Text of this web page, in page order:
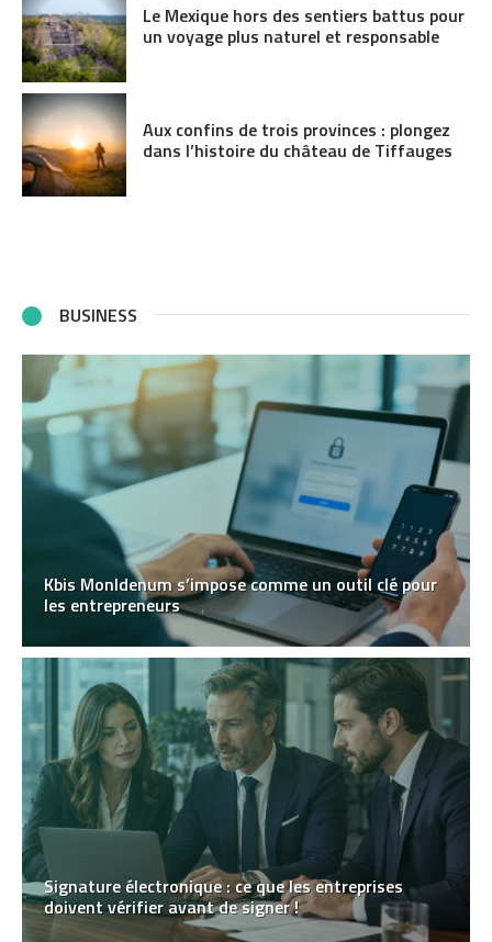
Le Mexique hors des sentiers battus pour
un voyage plus naturel et responsable
Aux confins de trois provinces : plongez
dans l’histoire du château de Tiffauges
BUSINESS
Kbis MonIdenum s’impose comme un outil clé pour
les entrepreneurs
Signature électronique : ce que les entreprises
doivent vérifier avant de signer !